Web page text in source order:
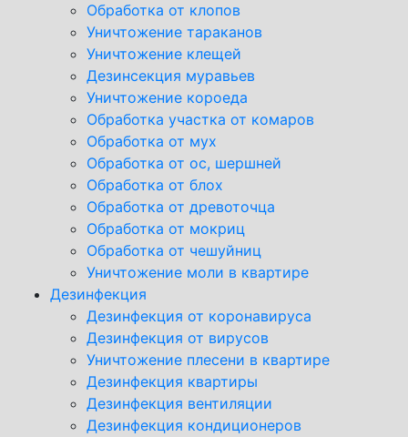
Обработка от клопов
Уничтожение тараканов
Уничтожение клещей
Дезинсекция муравьев
Уничтожение короеда
Обработка участка от комаров
Обработка от мух
Обработка от ос, шершней
Обработка от блох
Обработка от древоточца
Обработка от мокриц
Обработка от чешуйниц
Уничтожение моли в квартире
Дезинфекция
Дезинфекция от коронавируса
Дезинфекция от вирусов
Уничтожение плесени в квартире
Дезинфекция квартиры
Дезинфекция вентиляции
Дезинфекция кондиционеров